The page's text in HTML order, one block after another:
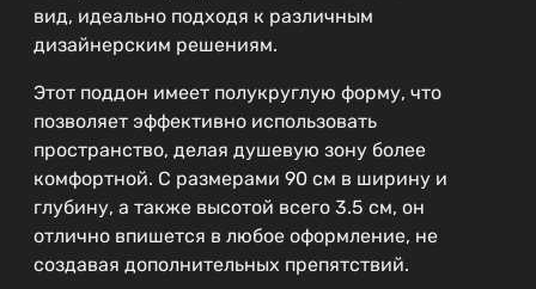
вид, идеально подходя к различным
дизайнерским решениям.
Этот поддон имеет полукруглую форму, что
позволяет эффективно использовать
пространство, делая душевую зону более
комфортной. С размерами 90 см в ширину и
глубину, а также высотой всего 3.5 см, он
отлично впишется в любое оформление, не
создавая дополнительных препятствий.